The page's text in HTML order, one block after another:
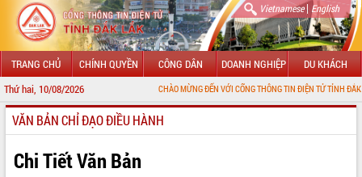
Vietnamese| English
TRANG CHỦ CHÍNH QUYỀN CÔNG DÂN DOANH NGHIỆP DU KHÁCH
Thứ hai, 10/08/2026 CHÀO MỪNG ĐẾN VỚI CỔNG THÔNG TIN ĐIỆN TỬ TỈNH ĐẮK LẮK
GIỚI THIỆU
LÃNH ĐẠO UBND TỈNH
VĂN BẢN CHỈ ĐẠO ĐIỀU HÀNH
Chi Tiết Văn Bản